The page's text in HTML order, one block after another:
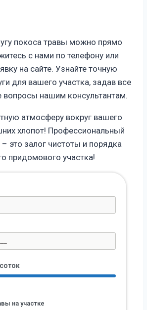
покоса травы можно прямо
с нами по телефону или
на сайте. Узнайте точную
для вашего участка, задав все
вопросы нашим консультантам.
атмосферу вокруг вашего
хлопот! Профессиональный
это залог чистоты и порядка
придомового участка!
на участке